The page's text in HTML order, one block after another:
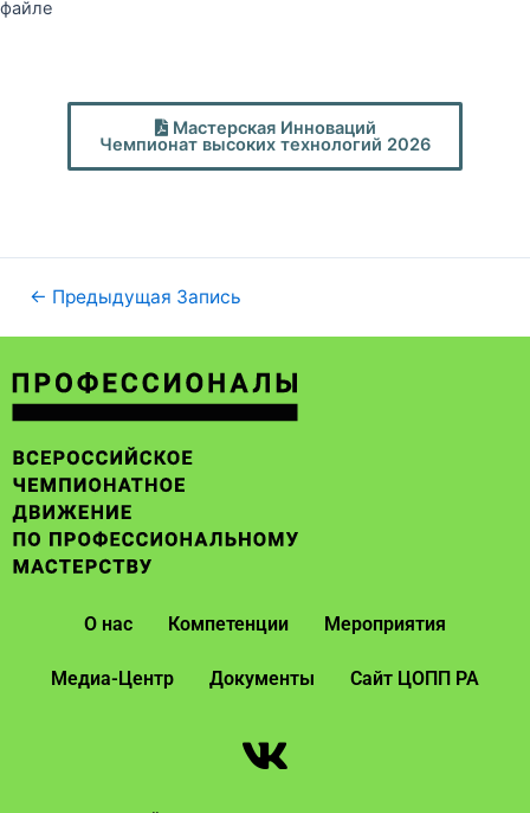
файле
Мастерская Инноваций
Чемпионат высоких технологий 2026
← Предыдущая Запись
О нас Компетенции Мероприятия
Медиа-Центр Документы Сайт ЦОПП РА